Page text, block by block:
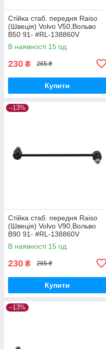
Стійка стаб. передня Raiso
(Швеція) Volvo V50,Вольво
В50 91- #RL-138860V
UAYYIOR17
В наявності 15 од.
230 ₴ 265 ₴
Купити
–13%
Стійка стаб. передня Raiso
(Швеція) Volvo V90,Вольво
В90 91- #RL-138860V
UAQEZFD17
В наявності 15 од.
230 ₴ 265 ₴
Купити
–13%